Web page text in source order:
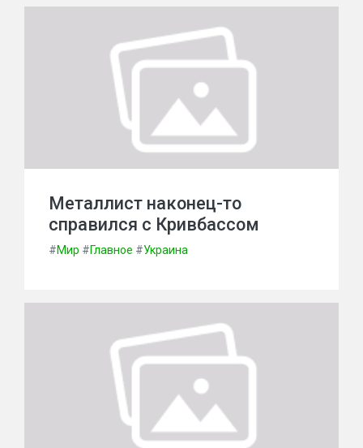
Металлист наконец-то
справился с Кривбассом
#Мир #Главное #Украина